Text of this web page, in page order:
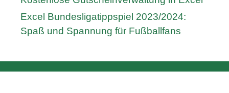
Excel Bundesligatippspiel 2023/2024:
Spaß und Spannung für Fußballfans